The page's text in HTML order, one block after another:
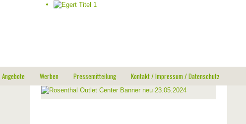
Angebote Werben Pressemitteilung Kontakt / Impressum / Datenschutz